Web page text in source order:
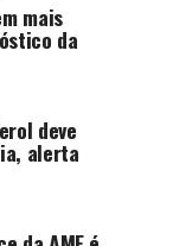
mais
da
deve
alerta